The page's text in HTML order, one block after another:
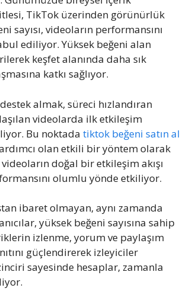
TikTok üzerinden görünürlük
videoların performansını
ediliyor. Yüksek beğeni alan
keşfet alanında daha sık
katkı sağlıyor.
almak, süreci hızlandıran
videolarda ilk etkileşim
Bu noktada tiktok beğeni satın al
olan etkili bir yöntem olarak
doğal bir etkileşim akışı
olumlu yönde etkiliyor.
ibaret olmayan, aynı zamanda
yüksek beğeni sayısına sahip
izlenme, yorum ve paylaşım
güçlendirerek izleyiciler
sayesinde hesaplar, zamanla